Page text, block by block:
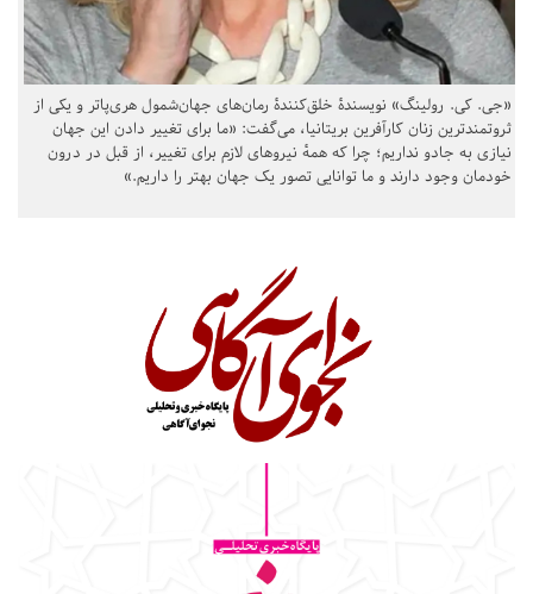
«جی. کی. رولینگ» نویسندهٔ خلق‌کنندهٔ رمان‌های جهان‌شمول هری‌پاتر و یکی از
ثروتمندترین زنان کارآفرین بریتانیا، می‌گفت: «ما برای تغییر دادن این جهان
نیازی به جادو نداریم؛ چرا که همهٔ نیروهای لازم برای تغییر، از قبل در درون
خودمان وجود دارند و ما توانایی تصور یک جهان بهتر را داریم.»